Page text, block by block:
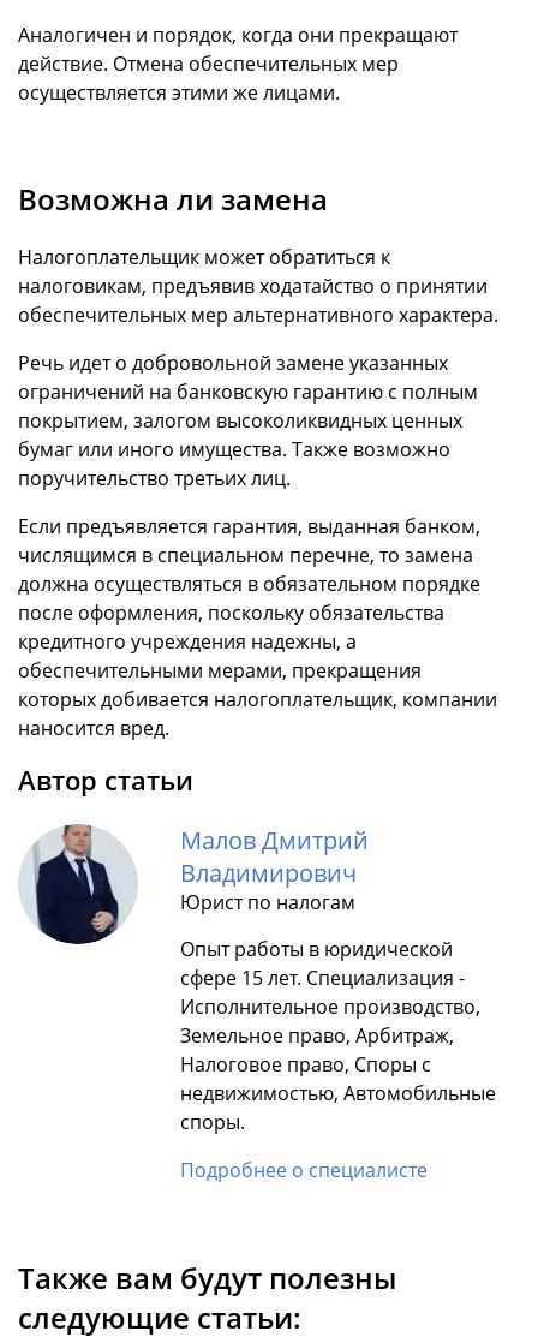
Аналогичен и порядок, когда они прекращают
действие. Отмена обеспечительных мер
осуществляется этими же лицами.
Возможна ли замена
Налогоплательщик может обратиться к
налоговикам, предъявив ходатайство о принятии
обеспечительных мер альтернативного характера.
Речь идет о добровольной замене указанных
ограничений на банковскую гарантию с полным
покрытием, залогом высоколиквидных ценных
бумаг или иного имущества. Также возможно
поручительство третьих лиц.
Если предъявляется гарантия, выданная банком,
числящимся в специальном перечне, то замена
должна осуществляться в обязательном порядке
после оформления, поскольку обязательства
кредитного учреждения надежны, а
обеспечительными мерами, прекращения
которых добивается налогоплательщик, компании
наносится вред.
Автор статьи
Малов Дмитрий
Владимирович
Юрист по налогам
Опыт работы в юридической
сфере 15 лет. Специализация -
Исполнительное производство,
Земельное право, Арбитраж,
Налоговое право, Споры с
недвижимостью, Автомобильные
споры.
Подробнее о специалисте
Также вам будут полезны
следующие статьи: